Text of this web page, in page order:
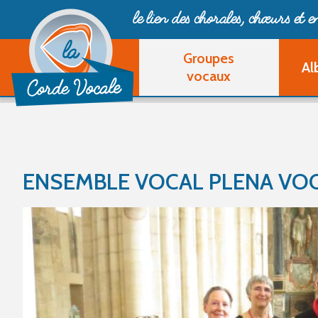
le lien des chorales, chœurset
Groupes
vocaux
ENSEMBLE VOCAL PLENA